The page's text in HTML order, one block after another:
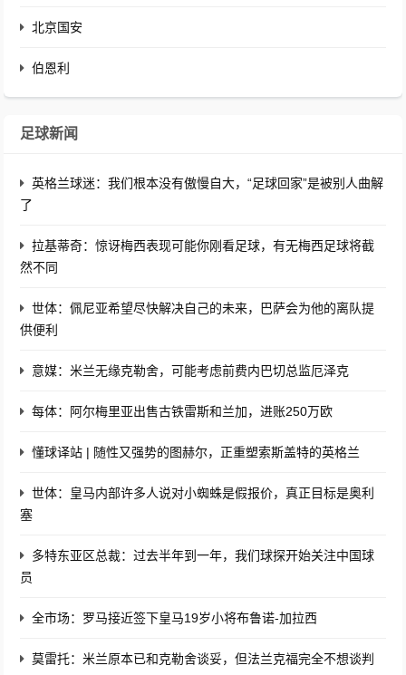
北京国安
伯恩利
足球新闻
英格兰球迷：我们根本没有傲慢自大，“足球回家”是被别人曲解
了
拉基蒂奇：惊讶梅西表现可能你刚看足球，有无梅西足球将截
然不同
世体：佩尼亚希望尽快解决自己的未来，巴萨会为他的离队提
供便利
意媒：米兰无缘克勒舍，可能考虑前费内巴切总监厄泽克
每体：阿尔梅里亚出售古铁雷斯和兰加，进账250万欧
懂球译站 | 随性又强势的图赫尔，正重塑索斯盖特的英格兰
世体：皇马内部许多人说对小蜘蛛是假报价，真正目标是奥利
塞
多特东亚区总裁：过去半年到一年，我们球探开始关注中国球
员
全市场：罗马接近签下皇马19岁小将布鲁诺-加拉西
莫雷托：米兰原本已和克勒舍谈妥，但法兰克福完全不想谈判